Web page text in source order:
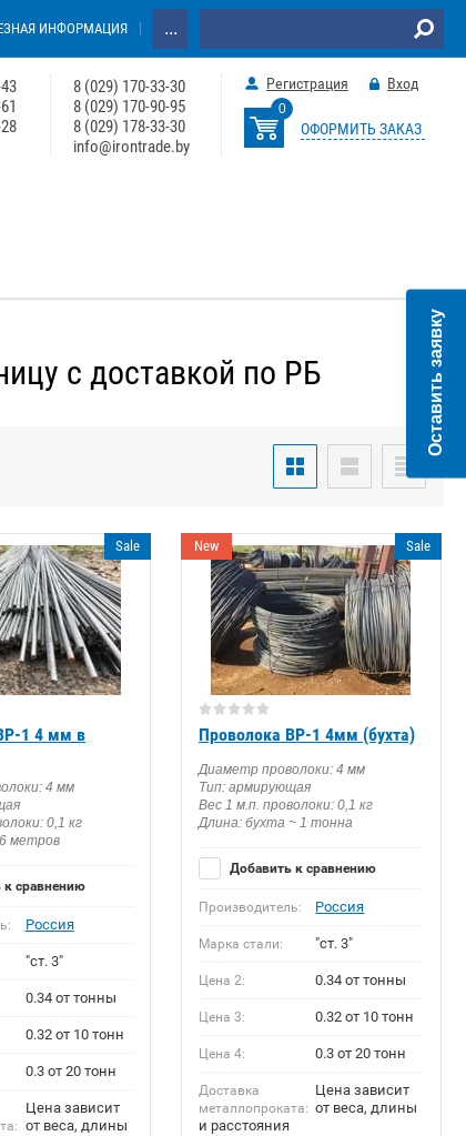
ИНФОРМАЦИЯ ...
8 (029) 170-33-30
8 (029) 170-90-95
8 (029) 178-33-30
info@irontrade.by
Регистрация Вход
0
ОФОРМИТЬ ЗАКАЗ
с доставкой по РБ
Sale
1 4 мм в
4 мм
0,1 кг
метров
к сравнению
Россия
"ст. 3"
0.34 от тонны
0.32 от 10 тонн
0.3 от 20 тонн
Цена зависит
от веса, длины
New Sale
Проволока ВР-1 4мм (бухта)
Диаметр проволоки: 4 мм
Тип: армирующая
Вес 1 м.п. проволоки: 0,1 кг
Длина: бухта ~ 1 тонна
Добавить к сравнению
Производитель: Россия
Марка стали: "ст. 3"
Цена 2: 0.34 от тонны
Цена 3: 0.32 от 10 тонн
Цена 4: 0.3 от 20 тонн
Доставка
металлопроката:
Цена зависит
от веса, длины
и расстояния
Оставить заявку